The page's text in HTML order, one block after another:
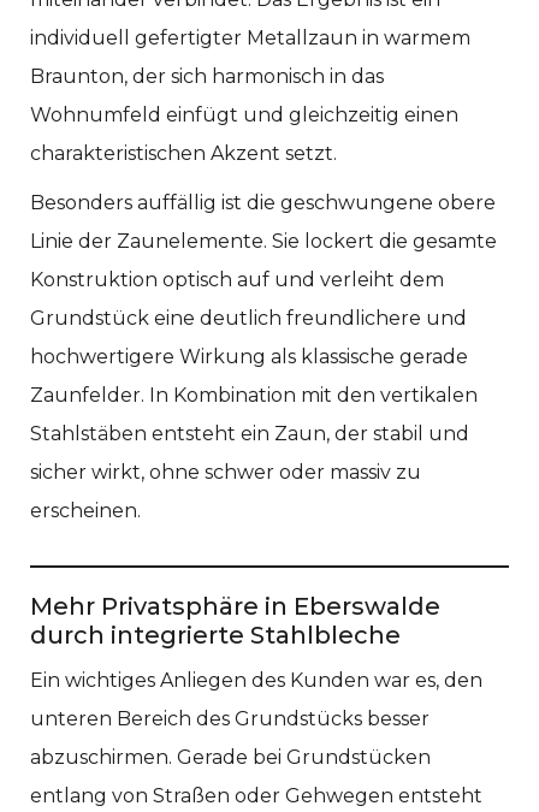
individuell gefertigter Metallzaun in warmem
Braunton, der sich harmonisch in das
Wohnumfeld einfügt und gleichzeitig einen
charakteristischen Akzent setzt.
Besonders auffällig ist die geschwungene obere
Linie der Zaunelemente. Sie lockert die gesamte
Konstruktion optisch auf und verleiht dem
Grundstück eine deutlich freundlichere und
hochwertigere Wirkung als klassische gerade
Zaunfelder. In Kombination mit den vertikalen
Stahlstäben entsteht ein Zaun, der stabil und
sicher wirkt, ohne schwer oder massiv zu
erscheinen.
Mehr Privatsphäre in Eberswalde
durch integrierte Stahlbleche
Ein wichtiges Anliegen des Kunden war es, den
unteren Bereich des Grundstücks besser
abzuschirmen. Gerade bei Grundstücken
entlang von Straßen oder Gehwegen entsteht